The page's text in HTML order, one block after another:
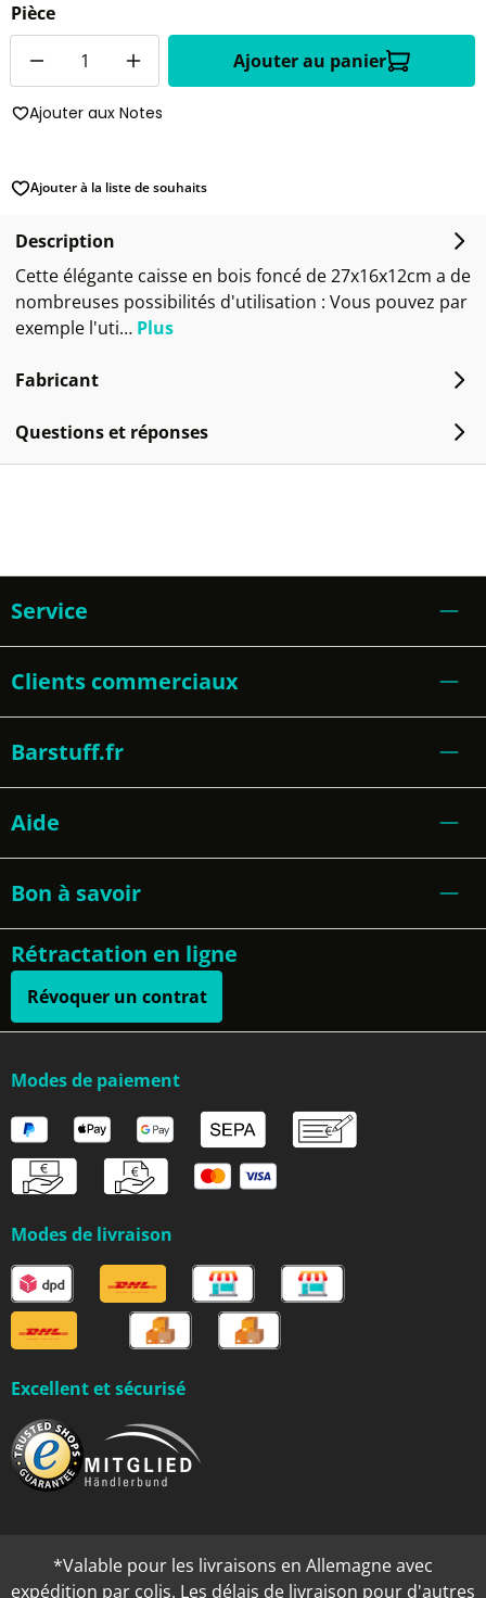
Pièce
Ajouter au panier
Ajouter aux Notes
Ajouter à la liste de souhaits
Description
Cette élégante caisse en bois foncé de 27x16x12cm a de
nombreuses possibilités d'utilisation : Vous pouvez par
exemple l'uti… Plus
Fabricant
Questions et réponses
Service
Clients commerciaux
Barstuff.fr
Aide
Bon à savoir
Rétractation en ligne
Révoquer un contrat
Modes de paiement
Modes de livraison
Excellent et sécurisé
*Valable pour les livraisons en Allemagne avec
expédition par colis. Les délais de livraison pour d'autres